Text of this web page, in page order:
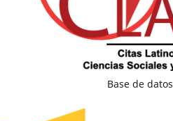
Base de datos